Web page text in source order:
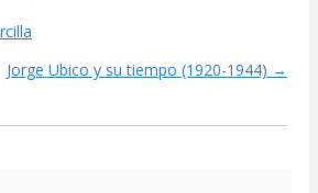
Jorge Ubico y su tiempo (1920-1944) →